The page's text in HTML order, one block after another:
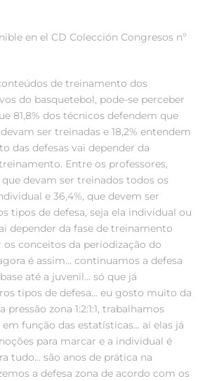
en el CD Colección Congresos nº
de treinamento dos
do basquetebol, pode-se perceber
81,8% dos técnicos defendem que
ser treinadas e 18,2% entendem
das defesas vai depender da
Entre os professores,
que devam ser treinados todos os
e 36,4%, que devem ser
tipos de defesa, seja ela individual ou
depender da fase de treinamento
conceitos da periodização do
é assim… continuamos a defesa
até a juvenil… só que já
tipos de defesa… eu gosto muito da
pressão zona 1:2:1:1, trabalhamos
função das estatísticas… aí elas já
para marcar e a individual é
tudo… são anos de prática na
a defesa zona de acordo com os